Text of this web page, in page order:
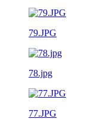
79.JPG
78.jpg
77.JPG